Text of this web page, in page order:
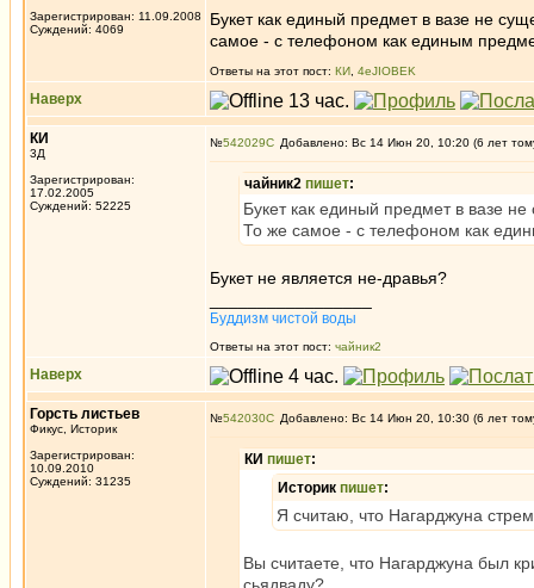
Зарегистрирован: 11.09.2008
Суждений: 4069
Букет как единый предмет в вазе не
самое - с телефоном как единым
Ответы на этот пост: КИ 4eJIOBEK
Наверх
КИ
3Д
Зарегистрирован:
17.02.2005
Суждений: 52225
№542029 Добавлено: Вс 14 Июн 20, 10:20 (6 лет
чайник2 пишет:
Букет как единый предмет в вазе
То же самое - с телефоном как
Букет не является не-дравья?
Буддизм чистой воды
Ответы на этот пост: чайник2
Наверх
Горсть листьев
Фикус, Историк
Зарегистрирован:
10.09.2010
Суждений: 31235
№542030 Добавлено: Вс 14 Июн 20, 10:30 (6 лет
КИ пишет:
Историк пишет:
Я считаю, что Нагарджуна
Вы считаете, что Нагарджуна был